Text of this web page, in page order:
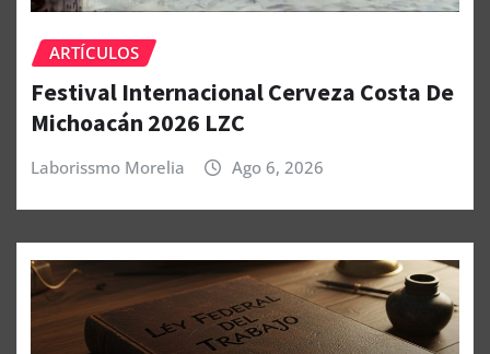
ARTÍCULOS
Festival Internacional Cerveza Costa De
Michoacán 2026 LZC
Laborissmo Morelia Ago 6, 2026